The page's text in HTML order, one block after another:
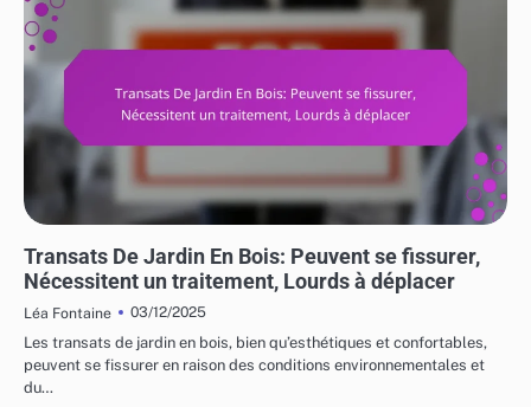
Transats De Jardin En Bois: Peuvent se fissurer,
Nécessitent un traitement, Lourds à déplacer
Léa Fontaine
03/12/2025
Les transats de jardin en bois, bien qu’esthétiques et confortables,
peuvent se fissurer en raison des conditions environnementales et
du…